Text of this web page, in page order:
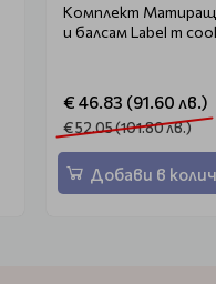
Комплект
и балсам Label m
€ 46.83 (91.60 лв.)
€ 52.05 (101.80 лв.)
Добави в